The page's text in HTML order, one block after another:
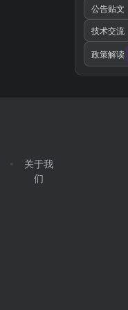
公告贴文
技术交流
政策解读
关于我
们